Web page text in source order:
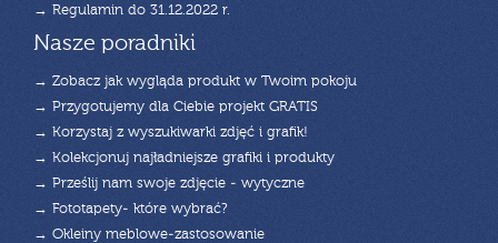
→ Regulamin do 31.12.2022 r.
Nasze poradniki
→ Zobacz jak wygląda produkt w Twoim pokoju
→ Przygotujemy dla Ciebie projekt GRATIS
→ Korzystaj z wyszukiwarki zdjęć i grafik!
→ Kolekcjonuj najładniejsze grafiki i produkty
→ Prześlij nam swoje zdjęcie - wytyczne
→ Fototapety- które wybrać?
→ Okleiny meblowe-zastosowanie